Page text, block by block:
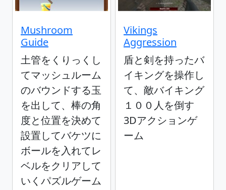
Mushroom
Guide
土管をくりっくし
てマッシュルーム
のバウンドする玉
を出して、棒の角
度と位置を決めて
設置してバケツに
ボールを入れてレ
ベルをクリアして
いくパズルゲーム
Vikings
Aggression
盾と剣を持ったバ
イキングを操作し
て、敵バイキング
１００人を倒す
3Dアクションゲ
ーム